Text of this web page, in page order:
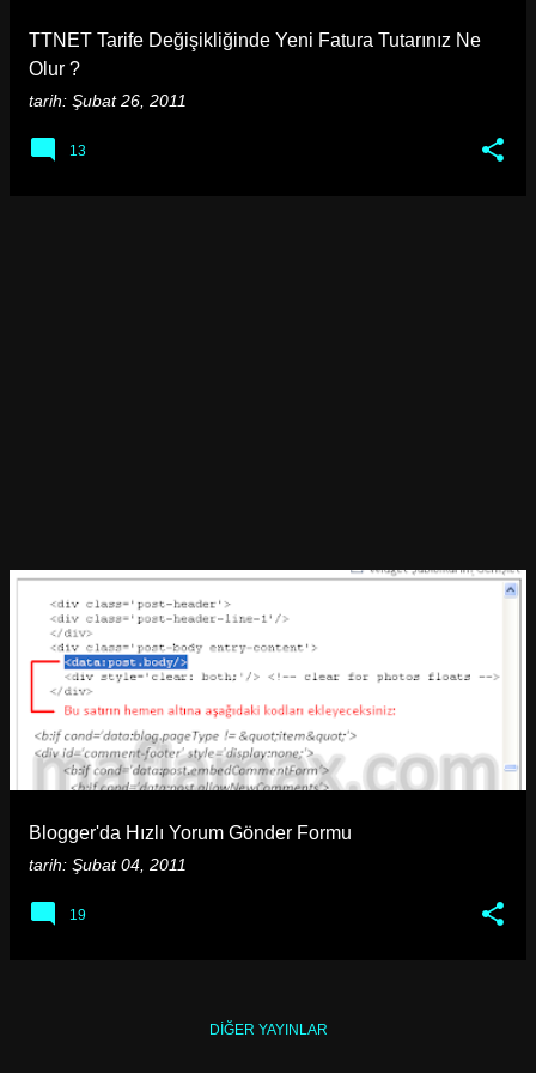
TTNET Tarife Değişikliğinde Yeni Fatura Tutarınız Ne
Olur ?
tarih: Şubat 26, 2011
13
Blogger'da Hızlı Yorum Gönder Formu
tarih: Şubat 04, 2011
19
DIĞER YAYINLAR